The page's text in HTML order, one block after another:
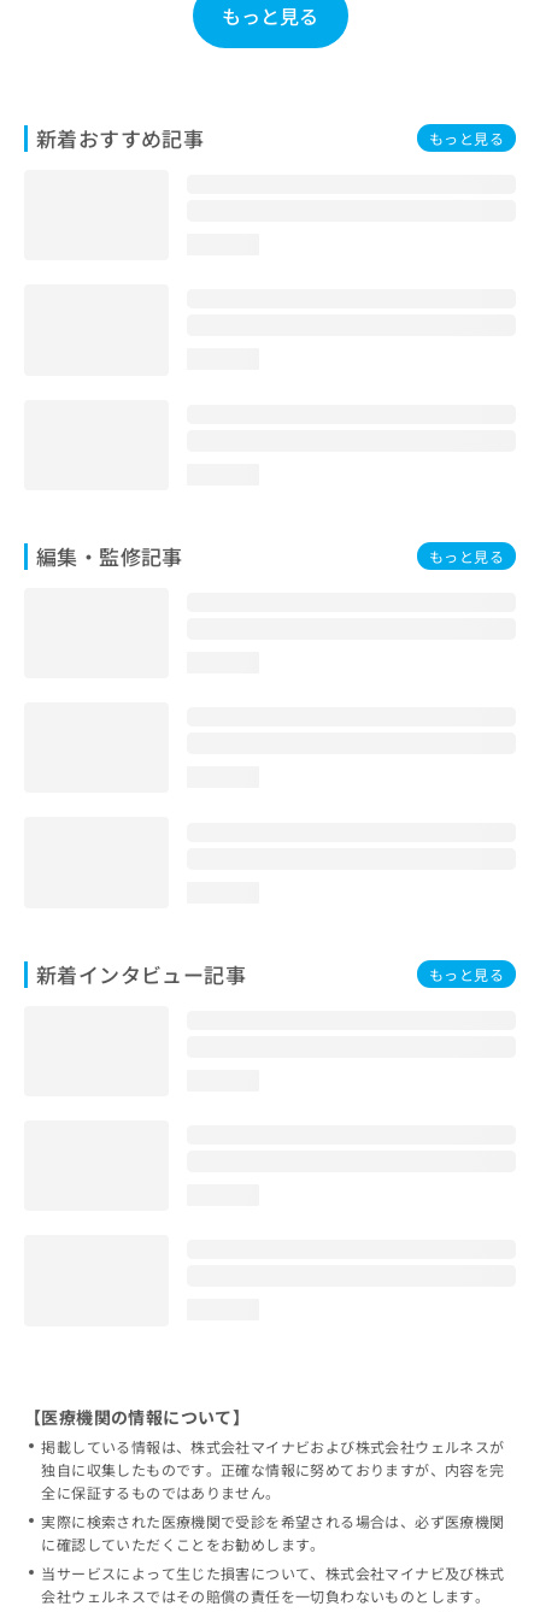
もっと見る
新着おすすめ記事 もっと見る
編集・監修記事 もっと見る
新着インタビュー記事 もっと見る
せ
【医療機関の情報について】
掲載している情報は、株式会社マイナビおよび株式会社ウェルネスが
独自に収集したものです。正確な情報に努めておりますが、内容を完
全に保証するものではありません。
実際に検索された医療機関で受診を希望される場合は、必ず医療機関
に確認していただくことをお勧めします。
当サービスによって生じた損害について、株式会社マイナビ及び株式
会社ウェルネスではその賠償の責任を一切負わないものとします。